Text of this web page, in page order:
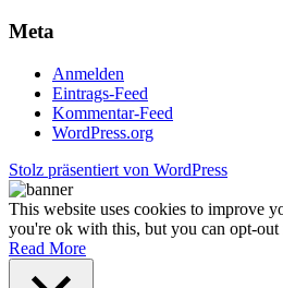
Meta
Anmelden
Eintrags-Feed
Kommentar-Feed
WordPress.org
Stolz präsentiert von WordPress
This website uses cookies to improve
you're ok with this, but you can opt-
Read More